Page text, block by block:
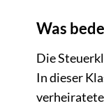
Was
Die
In dieser
verheiratete